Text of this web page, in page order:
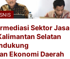
Sektor Jasa
Selatan
Ekonomi Daerah